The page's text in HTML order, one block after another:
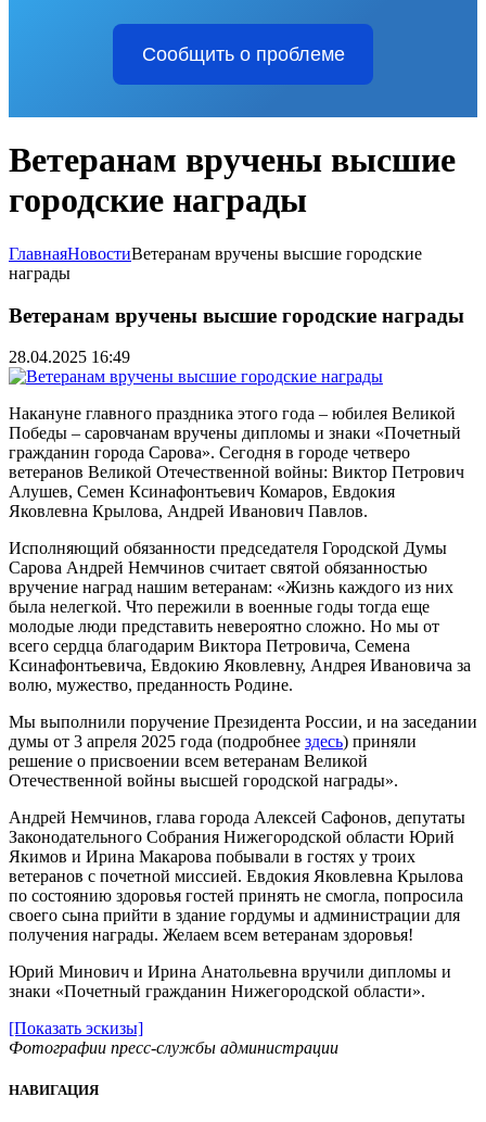
Сообщить о проблеме
Ветеранам вручены высшие
городские награды
ГлавнаяНовостиВетеранам вручены высшие городские
награды
Ветеранам вручены высшие городские награды
28.04.2025 16:49
Накануне главного праздника этого года – юбилея Великой
Победы – саровчанам вручены дипломы и знаки «Почетный
гражданин города Сарова». Сегодня в городе четверо
ветеранов Великой Отечественной войны: Виктор Петрович
Алушев, Семен Ксинафонтьевич Комаров, Евдокия
Яковлевна Крылова, Андрей Иванович Павлов.
Исполняющий обязанности председателя Городской Думы
Сарова Андрей Немчинов считает святой обязанностью
вручение наград нашим ветеранам: «Жизнь каждого из них
была нелегкой. Что пережили в военные годы тогда еще
молодые люди представить невероятно сложно. Но мы от
всего сердца благодарим Виктора Петровича, Семена
Ксинафонтьевича, Евдокию Яковлевну, Андрея Ивановича за
волю, мужество, преданность Родине.
Мы выполнили поручение Президента России, и на заседании
думы от 3 апреля 2025 года (подробнее здесь) приняли
решение о присвоении всем ветеранам Великой
Отечественной войны высшей городской награды».
Андрей Немчинов, глава города Алексей Сафонов, депутаты
Законодательного Собрания Нижегородской области Юрий
Якимов и Ирина Макарова побывали в гостях у троих
ветеранов с почетной миссией. Евдокия Яковлевна Крылова
по состоянию здоровья гостей принять не смогла, попросила
своего сына прийти в здание гордумы и администрации для
получения награды. Желаем всем ветеранам здоровья!
Юрий Минович и Ирина Анатольевна вручили дипломы и
знаки «Почетный гражданин Нижегородской области».
[Показать эскизы]
Фотографии пресс-службы администрации
НАВИГАЦИЯ